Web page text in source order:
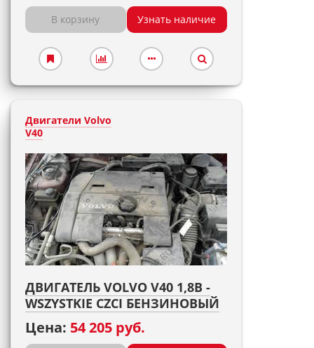
В корзину Узнать наличие
Двигатели Volvo
V40
ДВИГАТЕЛЬ VOLVO V40 1,8B -
WSZYSTKIE CZCI БЕНЗИНОВЫЙ
Цена: 54 205 руб.